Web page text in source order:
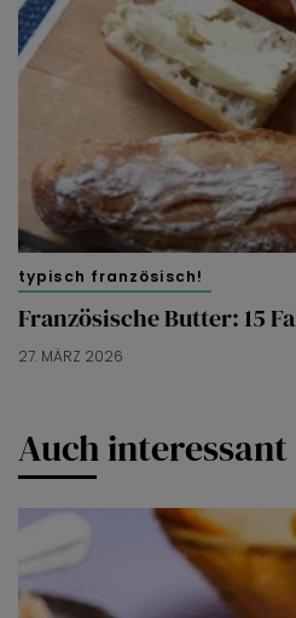
typisch französisch!
Französische Butter: 15
27. MÄRZ 2026
Auch interessant